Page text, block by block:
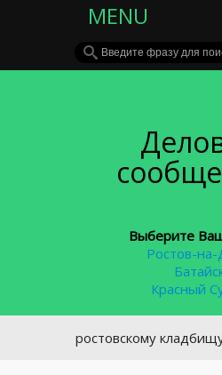
MENU
Выберите
Ростов-
Красный
ростовскому кладбищу